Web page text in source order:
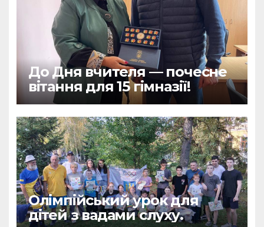
До Дня вчителя — почесне
вітання для 15 гімназії!
Олімпійський урок для
дітей з вадами слуху.